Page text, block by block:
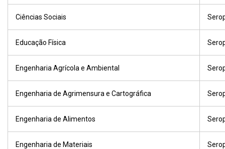
Ciências Sociais
Educação Física
Engenharia Agrícola e Ambiental
Engenharia de Agrimensura e Cartográfica
Engenharia de Alimentos
Engenharia de Materiais